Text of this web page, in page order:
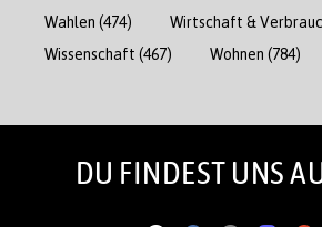
Wahlen (474) Wirtschaft &
Wissenschaft (467) Wohnen (784)
DU FINDEST UNS